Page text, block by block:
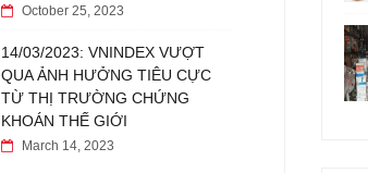
October 25, 2023
14/03/2023: VNINDEX VƯỢT
QUA ẢNH HƯỞNG TIÊU CỰC
TỪ THỊ TRƯỜNG CHỨNG
KHOÁN THẾ GIỚI
March 14, 2023